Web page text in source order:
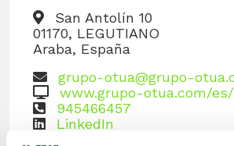
FundidoresSan Antolín 10
01170, LEGUTIANO
Araba, España
grupo-otua@grupo-
www.grupo-otua.com/es/
945466457
LinkedIn